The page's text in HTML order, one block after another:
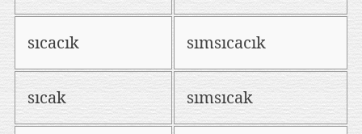
sıcacık sımsıcacık
sıcak sımsıcak